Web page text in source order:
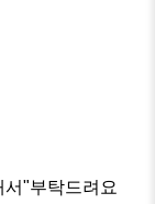
"부탁드려요